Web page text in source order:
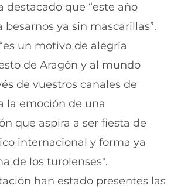
destacado que “este año
besarnos ya sin mascarillas”.
un motivo de alegría
de Aragón y al mundo
de vuestros canales de
la emoción de una
que aspira a ser fiesta de
internacional y forma ya
de los turolenses".
han estado presentes las